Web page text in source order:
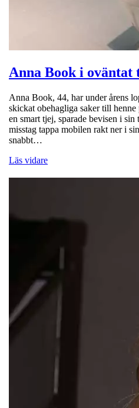
Anna Book i oväntat
Anna Book, 44, har under årens
skickat obehagliga saker till
en smart tjej, sparade bevisen i
misstag tappa mobilen rakt ner i
snabbt…
Läs vidare